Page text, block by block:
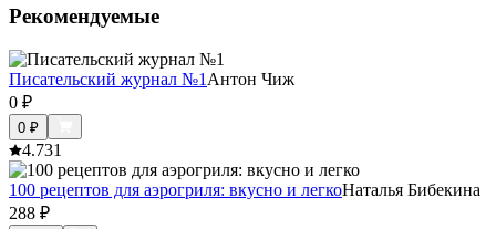
Рекомендуемые
Писательский журнал №1 Антон Чиж
0 ₽
0 ₽
4.731
100 рецептов для аэрогриля: вкусно и легкоНаталья Бибекина
288 ₽